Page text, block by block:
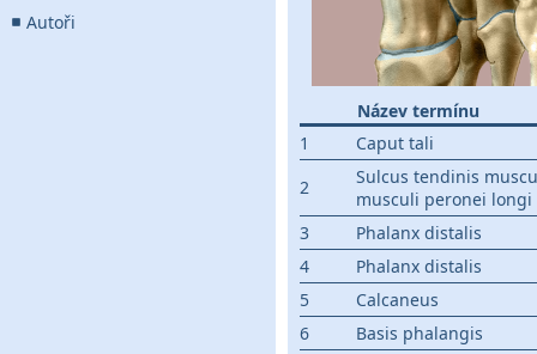
Autoři
Název termínu
1
Caput tali
2
Sulcus tendinis
musculi peronei longi
3
Phalanx distalis
4
Phalanx distalis
5
Calcaneus
6
Basis phalangis